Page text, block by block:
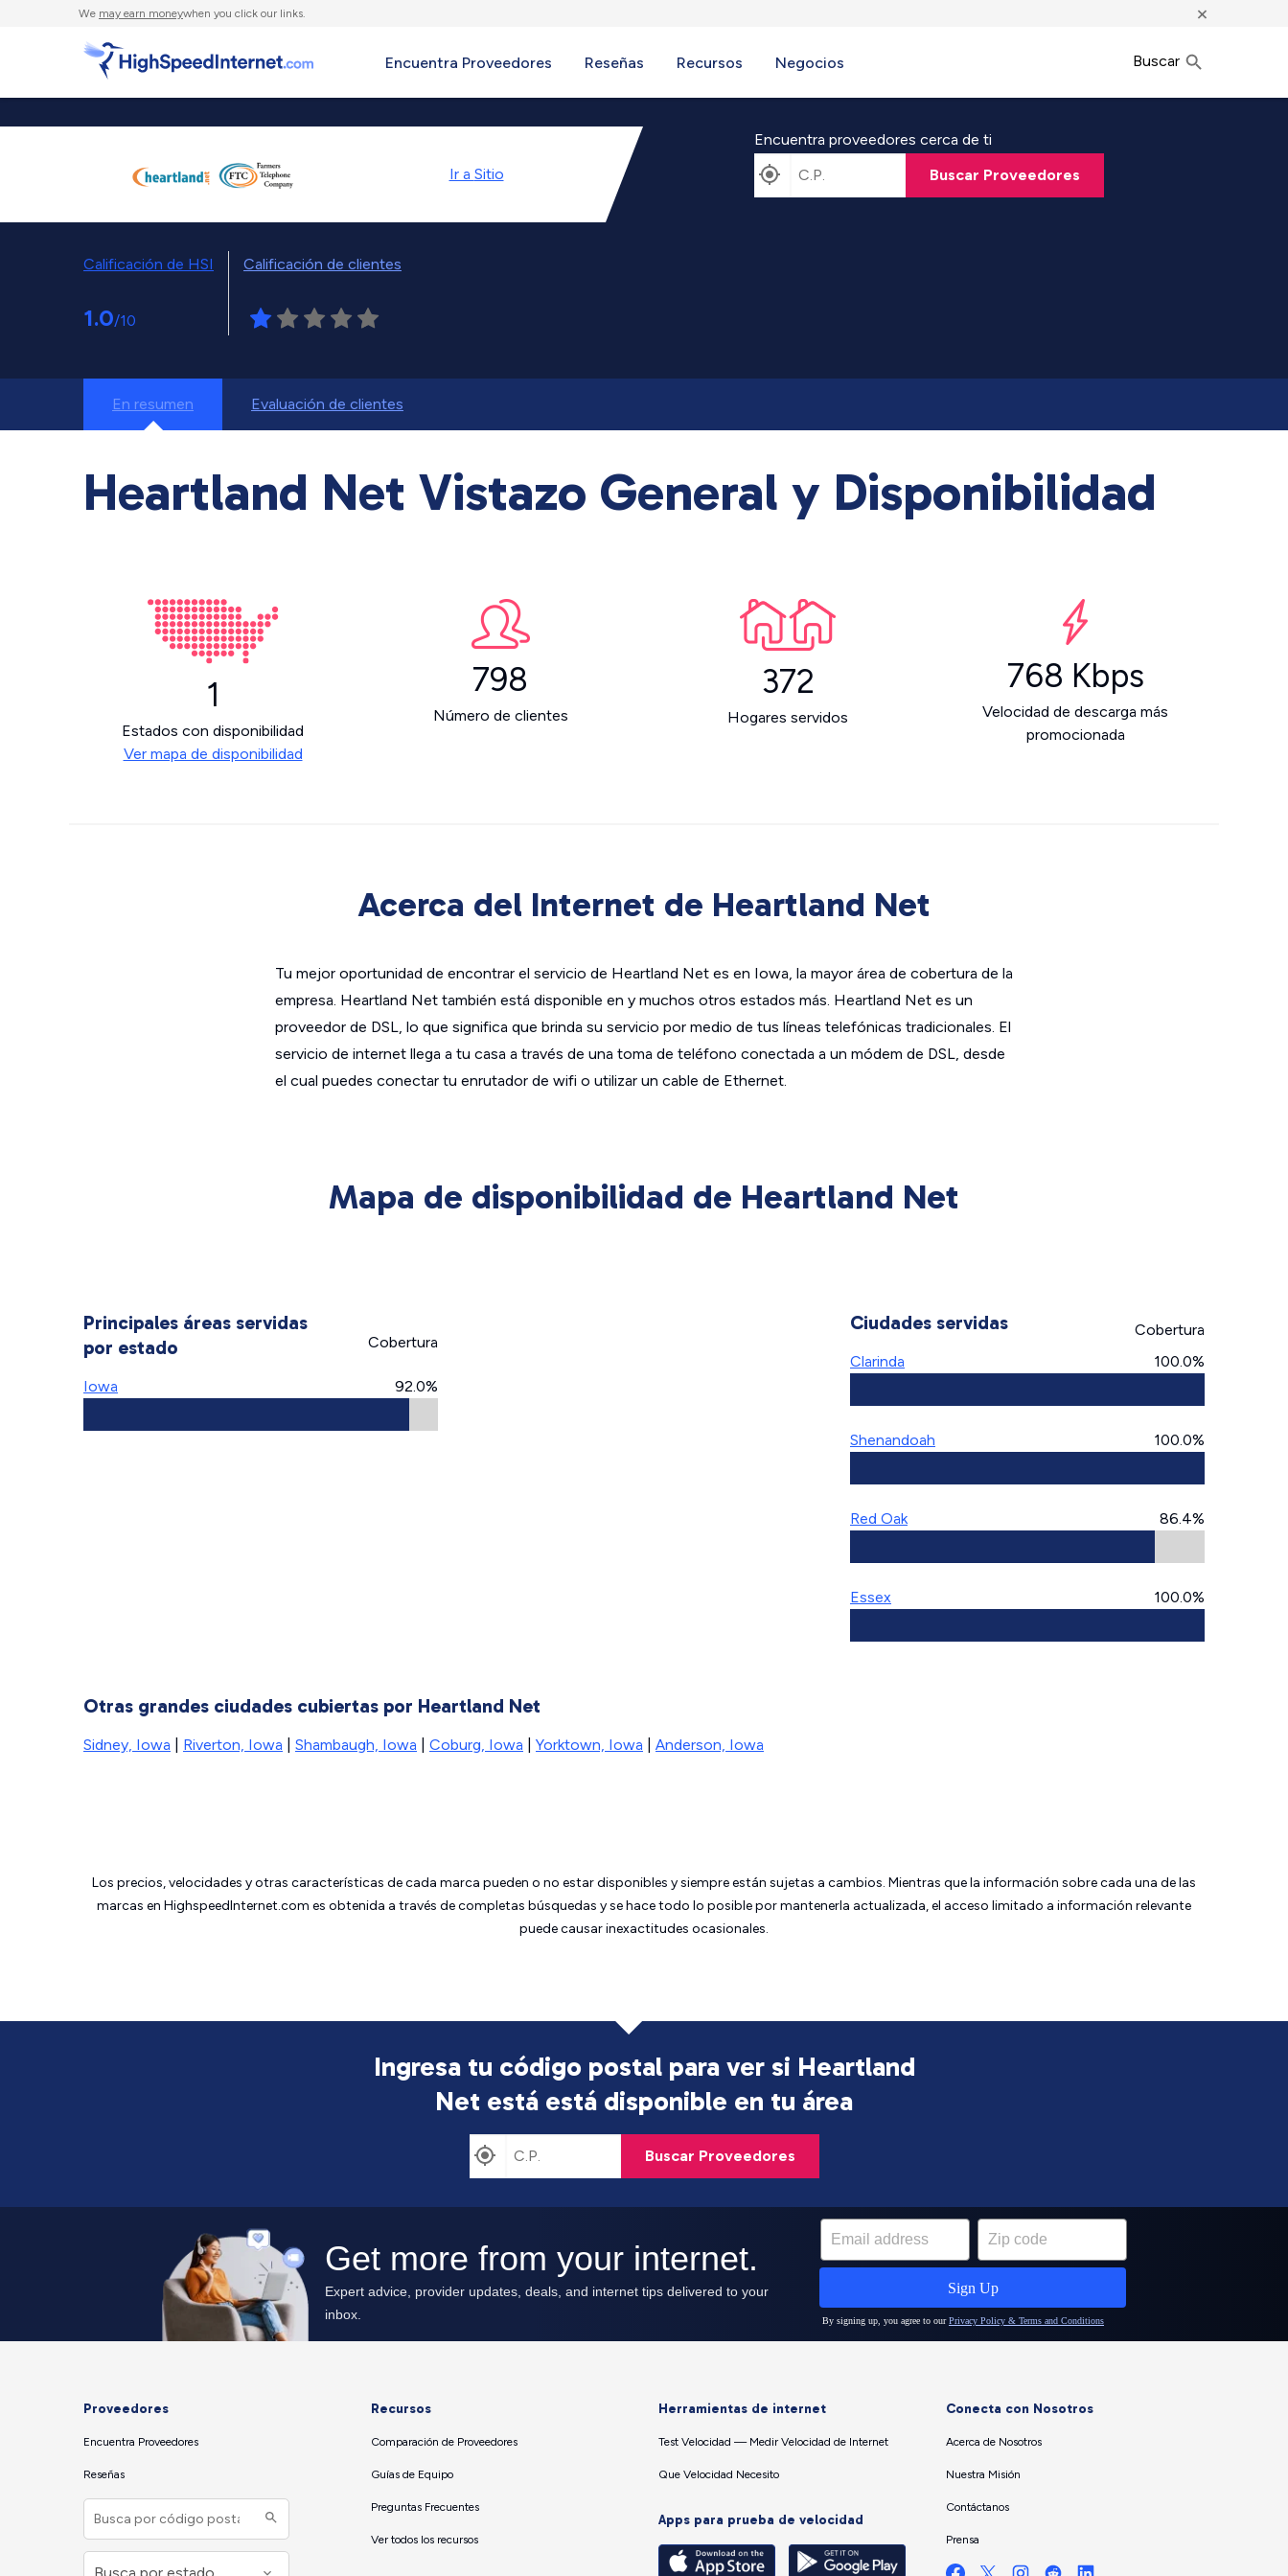
We may earn moneywhen you click our links. ×
Encuentra Proveedores Reseñas Recursos Negocios Buscar
Ir a Sitio
Calificación de HSI
1.0/10
Calificación de clientes
Encuentra proveedores cerca de ti
Buscar Proveedores
En resumen Evaluación de clientes
Heartland Net Vistazo General y Disponibilidad
1
Estados con disponibilidad
Ver mapa de disponibilidad
798
Número de clientes
372
Hogares servidos
768 Kbps
Velocidad de descarga más
promocionada
Acerca del Internet de Heartland Net
Tu mejor oportunidad de encontrar el servicio de Heartland Net es en Iowa, la mayor área de cobertura de la
empresa. Heartland Net también está disponible en y muchos otros estados más. Heartland Net es un
proveedor de DSL, lo que significa que brinda su servicio por medio de tus líneas telefónicas tradicionales. El
servicio de internet llega a tu casa a través de una toma de teléfono conectada a un módem de DSL, desde
el cual puedes conectar tu enrutador de wifi o utilizar un cable de Ethernet.
Mapa de disponibilidad de Heartland Net
Principales áreas servidas
por estado
Cobertura
Iowa 92.0%
Ciudades servidas
Cobertura
Clarinda
100.0%
Shenandoah 100.0%
Red Oak 86.4%
Essex 100.0%
Otras grandes ciudades cubiertas por Heartland Net
Sidney, Iowa Riverton, Iowa Shambaugh, Iowa Coburg, Iowa Yorktown, Iowa Anderson, Iowa
Los precios, velocidades y otras características de cada marca pueden o no estar disponibles y siempre están sujetas a cambios. Mientras que la información sobre cada una de las
marcas en HighspeedInternet.com es obtenida a través de completas búsquedas y se hace todo lo posible por mantenerla actualizada, el acceso limitado a información relevante
puede causar inexactitudes ocasionales.
Ingresa tu código postal para ver si Heartland
Net está está disponible en tu área
Buscar Proveedores
Proveedores
Encuentra Proveedores
Reseñas
Recursos
Comparación de Proveedores
Guías de Equipo
Preguntas Frecuentes
Ver todos los recursos
Herramientas de internet
Test Velocidad — Medir Velocidad de Internet
Que Velocidad Necesito
Apps para prueba de velocidad
Conecta con Nosotros
Acerca de Nosotros
Nuestra Misión
Contáctanos
Prensa